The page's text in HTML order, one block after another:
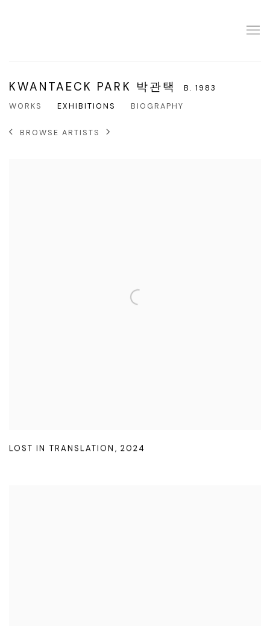
KWANTAECK PARK 박관택
B. 1983
WORKS
EXHIBITIONS BIOGRAPHY
BROWSE ARTISTS
LOST IN TRANSLATION , 2024